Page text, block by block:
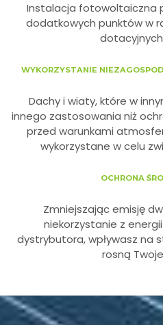
Instalacja fotowoltaiczna
dodatkowych punktów w
dotacyjnych
WYKORZYSTANIE
Dachy i wiaty, które w
innego zastosowania niż
przed warunkami
wykorzystane w celu
OCHRONA
Zmniejszając emisję
niekorzystanie z
dystrybutora, wpływasz na
rosną